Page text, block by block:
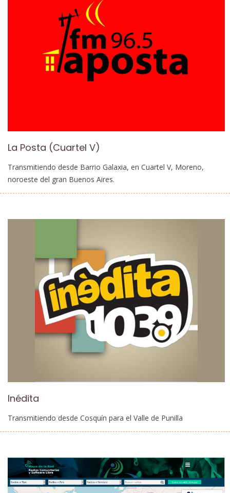
La Posta (Cuartel V)
Transmitiendo desde Barrio Galaxia, en Cuartel V, Moreno,
noroeste del gran Buenos Aires.
Inédita
Transmitiendo desde Cosquín para el Valle de Punilla